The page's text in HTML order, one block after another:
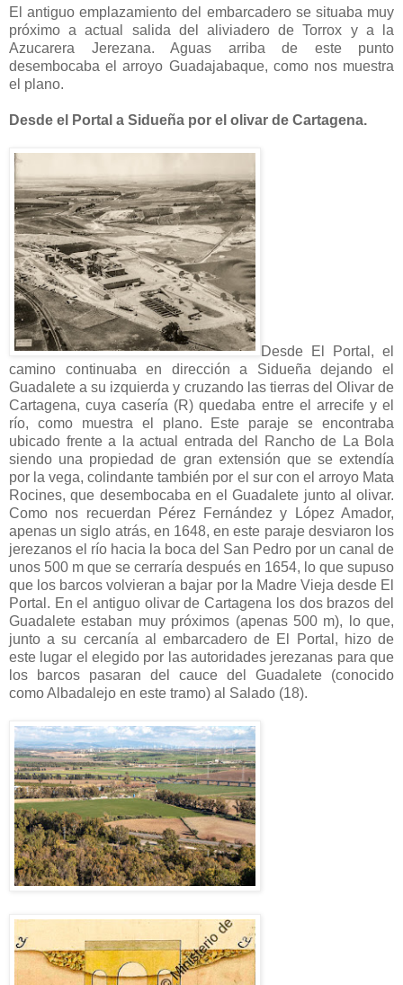
El antiguo emplazamiento del embarcadero se situaba muy
próximo a actual salida del aliviadero de Torrox y a la
Azucarera Jerezana. Aguas arriba de este punto
desembocaba el arroyo Guadajabaque, como nos muestra
el plano.
Desde el Portal a Sidueña por el olivar de Cartagena.
Desde El Portal, el
camino continuaba en dirección a Sidueña dejando el
Guadalete a su izquierda y cruzando las tierras del Olivar de
Cartagena, cuya casería (R) quedaba entre el arrecife y el
río, como muestra el plano. Este paraje se encontraba
ubicado frente a la actual entrada del Rancho de La Bola
siendo una propiedad de gran extensión que se extendía
por la vega, colindante también por el sur con el arroyo Mata
Rocines, que desembocaba en el Guadalete junto al olivar.
Como nos recuerdan Pérez Fernández y López Amador,
apenas un siglo atrás, en 1648, en este paraje desviaron los
jerezanos el río hacia la boca del San Pedro por un canal de
unos 500 m que se cerraría después en 1654, lo que supuso
que los barcos volvieran a bajar por la Madre Vieja desde El
Portal. En el antiguo olivar de Cartagena los dos brazos del
Guadalete estaban muy próximos (apenas 500 m), lo que,
junto a su cercanía al embarcadero de El Portal, hizo de
este lugar el elegido por las autoridades jerezanas para que
los barcos pasaran del cauce del Guadalete (conocido
como Albadalejo en este tramo) al Salado (18).